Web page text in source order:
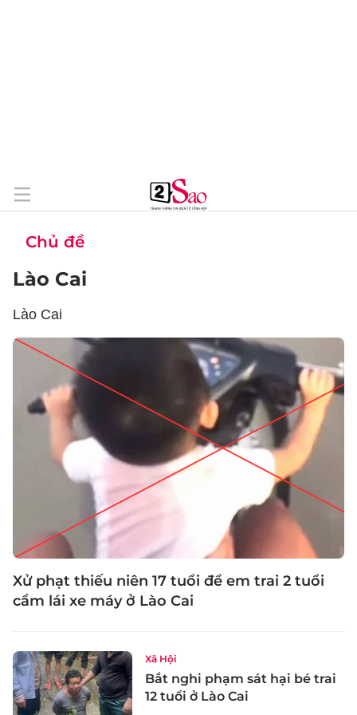
Chủ đề
Lào Cai
Lào Cai
Xử phạt thiếu niên 17 tuổi để em trai 2 tuổi
cầm lái xe máy ở Lào Cai
Xã Hội
Bắt nghi phạm sát hại bé trai
12 tuổi ở Lào Cai